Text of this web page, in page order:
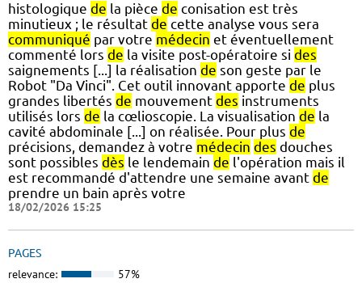
histologique de la pièce de conisation est très
minutieux ; le résultat de cette analyse vous sera
communiqué par votre médecin et éventuellement
commenté lors de la visite post-opératoire si des
saignements [...] la réalisation de son geste par le
Robot "Da Vinci". Cet outil innovant apporte de plus
grandes libertés de mouvement des instruments
utilisés lors de la cœlioscopie. La visualisation de la
cavité abdominale [...] on réalisée. Pour plus de
précisions, demandez à votre médecin des douches
sont possibles dès le lendemain de l'opération mais il
est recommandé d'attendre une semaine avant de
prendre un bain après votre
18/02/2026 15:25
PAGES
relevance: 57%